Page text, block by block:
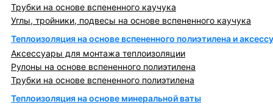
Трубки на основе вспененного каучука
Углы, тройники, подвесы на основе вспененного каучука
Теплоизоляция на основе вспененного полиэтилена и
Аксессуары для монтажа теплоизоляции
Рулоны на основе вспененного полиэтилена
Трубки на основе вспененного полиэтилена
Теплоизоляция на основе минеральной ваты